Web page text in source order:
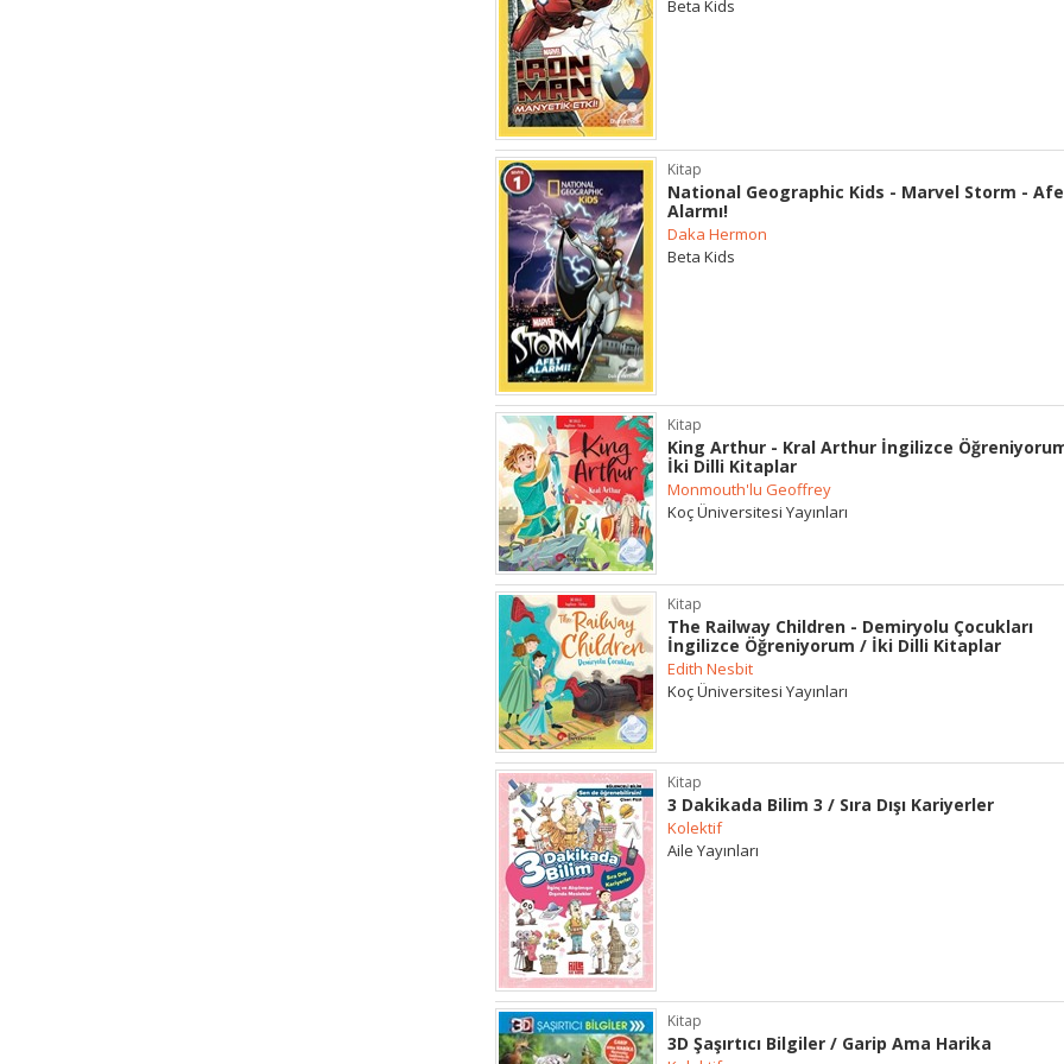
Beta Kids
Kitap
National Geographic Kids - Marvel Storm -
Alarmı!
Daka Hermon
Beta Kids
Kitap
King Arthur - Kral Arthur İngilizce
İki Dilli Kitaplar
Monmouth'lu Geoffrey
Koç Üniversitesi Yayınları
Kitap
The Railway Children - Demiryolu Çocukları
İngilizce Öğreniyorum / İki Dilli Kitaplar
Edith Nesbit
Koç Üniversitesi Yayınları
Kitap
3 Dakikada Bilim 3 / Sıra Dışı Kariyerler
Kolektif
Aile Yayınları
Kitap
3D Şaşırtıcı Bilgiler / Garip Ama Harika